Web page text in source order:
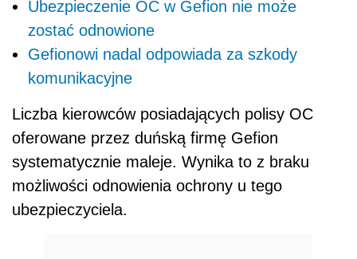
Ubezpieczenie OC w Gefion nie może
zostać odnowione
Gefionowi nadal odpowiada za szkody
komunikacyjne
Liczba kierowców posiadających polisy OC
oferowane przez duńską firmę Gefion
systematycznie maleje. Wynika to z braku
możliwości odnowienia ochrony u tego
ubezpieczyciela.